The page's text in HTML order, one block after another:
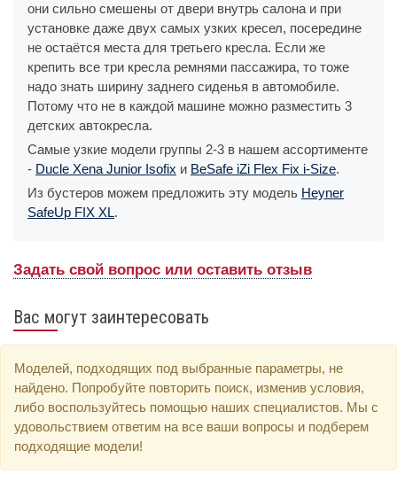
они сильно смешены от двери внутрь салона и при
установке даже двух самых узких кресел, посередине
не остаётся места для третьего кресла. Если же
крепить все три кресла ремнями пассажира, то тоже
надо знать ширину заднего сиденья в автомобиле.
Потому что не в каждой машине можно разместить 3
детских автокресла.
Самые узкие модели группы 2-3 в нашем ассортименте
- Ducle Xena Junior Isofix и BeSafe iZi Flex Fix i-Size.
Из бустеров можем предложить эту модель Heyner
SafeUp FIX XL.
Задать свой вопрос или оставить отзыв
Вас могут заинтересовать
Моделей, подходящих под выбранные параметры, не
найдено. Попробуйте повторить поиск, изменив условия,
либо воспользуйтесь помощью наших специалистов. Мы с
удовольствием ответим на все ваши вопросы и подберем
подходящие модели!